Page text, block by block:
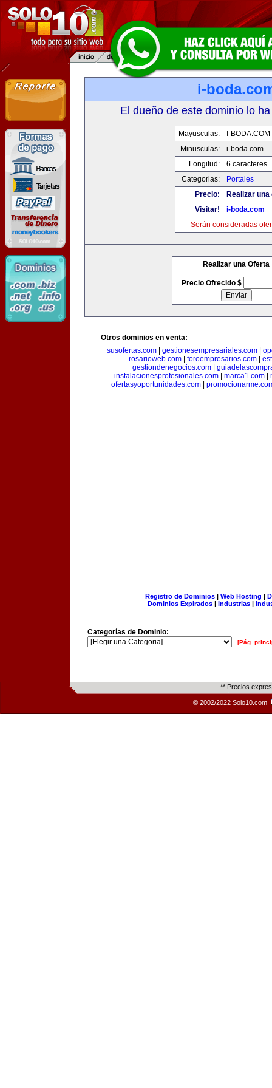
i-
El dueño de este dominio lo
Mayusculas:
I-BODA.COM
Minusculas:
i-boda.com
Longitud:
6 caracteres
Categorias:
Portales
Precio:
Realizar
Visitar!
i-boda.com
Serán consideradas
Realizar una Oferta
Precio Ofrecido $
Otros dominios en venta:
susofertas.com| gestionesempresariales.com|
rosarioweb.com
foroempresarios.com
gestiondenegocios.com
instalacionesprofesionales.com| marca1.com|
ofertasyoportunidades.com
Registro de Dominios| Web Hosting |
Dominios Expirados | Industrias |
Categorías de Dominio:
[Pág.
** Precios
© 2002/2022 Solo10.com